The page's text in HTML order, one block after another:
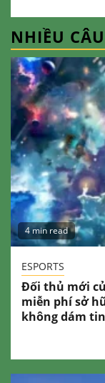
NHIỀU
4 min read
ESPORTS
Đối thủ mới
miễn phí sở
không dám